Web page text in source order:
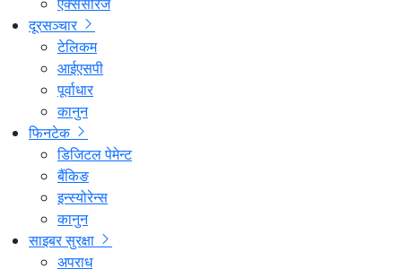
दूरसञ्चार
टेलिकम
आईएसपी
पूर्वाधार
कानुन
फिनटेक
डिजिटल पेमेन्ट
बैंकिङ
इन्स्योरेन्स
कानुन
साइबर सुरक्षा
अपराध